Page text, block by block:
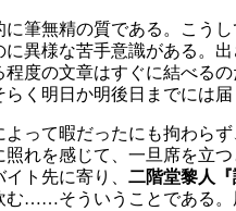
筆無精の質である。こう
に異様な苦手意識がある。
程度の文章はすぐに結べる
く明日か明後日までには
って暇だったにも拘わら
照れを感じて、一旦席を立
ト先に寄り、 二階堂黎人
む……そういうことである。